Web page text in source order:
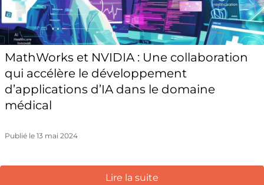
MathWorks et NVIDIA : Une collaboration
qui accélère le développement
d’applications d’IA dans le domaine
médical
Publié le 13 mai 2024
Lire la suite